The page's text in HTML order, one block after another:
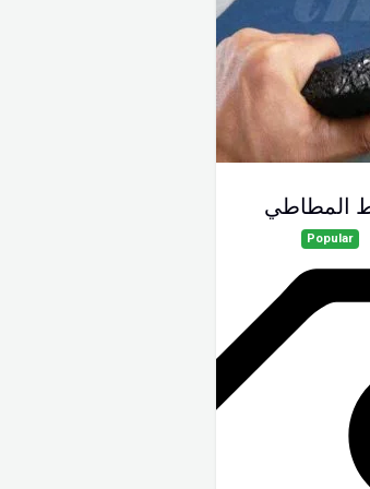
المطاطي
Popular